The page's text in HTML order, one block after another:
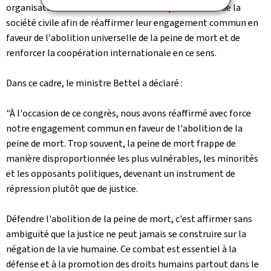
organisations internationales et des représentants de la
société civile afin de réaffirmer leur engagement commun en
faveur de l'abolition universelle de la peine de mort et de
renforcer la coopération internationale en ce sens.
Dans ce cadre, le ministre Bettel a déclaré :
"À l'occasion de ce congrès, nous avons réaffirmé avec force
notre engagement commun en faveur de l'abolition de la
peine de mort. Trop souvent, la peine de mort frappe de
manière disproportionnée les plus vulnérables, les minorités
et les opposants politiques, devenant un instrument de
répression plutôt que de justice.
Défendre l'abolition de la peine de mort, c'est affirmer sans
ambiguïté que la justice ne peut jamais se construire sur la
négation de la vie humaine. Ce combat est essentiel à la
défense et à la promotion des droits humains partout dans le